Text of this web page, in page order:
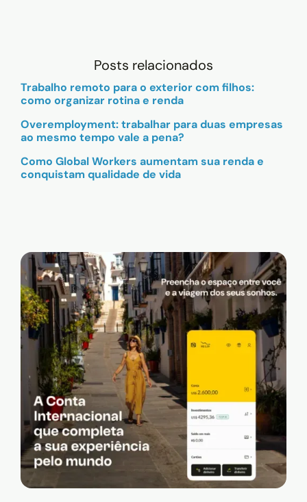
Posts relacionados
Trabalho remoto para o exterior com filhos:
como organizar rotina e renda
Overemployment: trabalhar para duas empresas
ao mesmo tempo vale a pena?
Como Global Workers aumentam sua renda e
conquistam qualidade de vida